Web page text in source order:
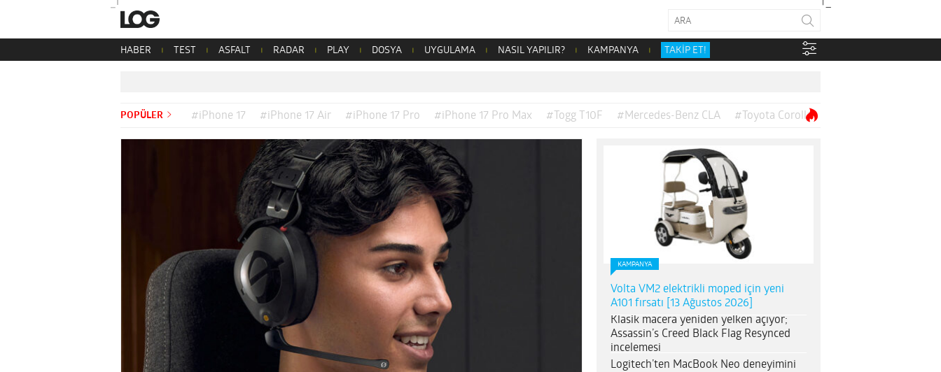
HABER TEST ASFALT RADAR PLAY DOSYA UYGULAMA NASIL YAPILIR? KAMPANYA TAKİP ET!
POPÜLER #iPhone 17 #iPhone 17 Air #iPhone 17 Pro #iPhone 17 Pro Max #Togg T10F #Mercedes-Benz CLA #Toyota Corolla
KAMPANYA
Volta VM2 elektrikli moped için yeni
A101 fırsatı [13 Ağustos 2026]
Klasik macera yeniden yelken açıyor;
Assassin’s Creed Black Flag Resynced
incelemesi
Logitech’ten MacBook Neo deneyimini